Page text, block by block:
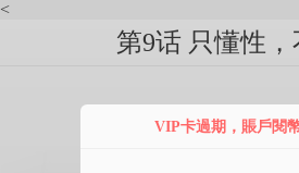
<
第9话 只懂性
VIP卡過期，賬戶閱